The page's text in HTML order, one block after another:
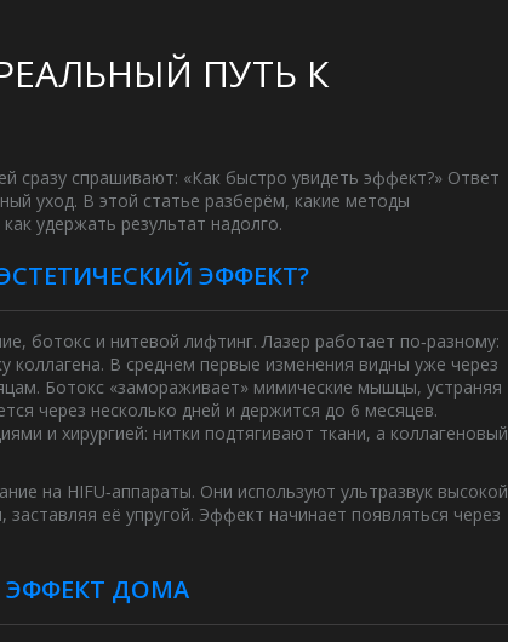
ПУТЬ К
сразу спрашивают: «Как быстро увидеть эффект?» Ответ
уход. В этой статье разберём, какие методы
удержать результат надолго.
ЭФФЕКТ?
ботокс и нитевой лифтинг. Лазер работает по‑разному:
коллагена. В среднем первые изменения видны уже через
Ботокс «замораживает» мимические мышцы, устраняя
через несколько дней и держится до 6 месяцев.
и хирургией: нитки подтягивают ткани, а коллагеновый
на HIFU‑аппараты. Они используют ультразвук высокой
её упругой. Эффект начинает появляться через
ЭФФЕКТ ДОМА